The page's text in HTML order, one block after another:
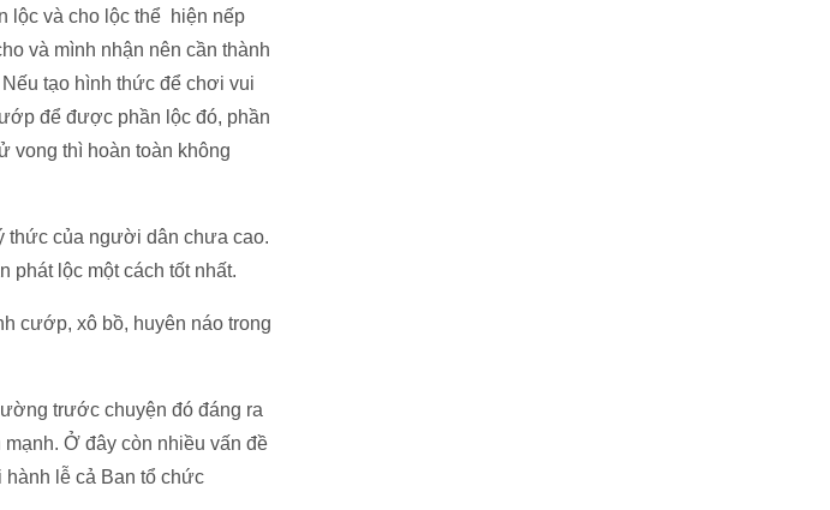
lộc và cho lộc thể hiện nếp
và mình nhận nên cần thành
tạo hình thức để chơi vui
để được phần lộc đó, phần
vong thì hoàn toàn không
thức của người dân chưa cao.
phát lộc một cách tốt nhất.
cướp, xô bồ, huyên náo trong
trước chuyện đó đáng ra
Ở đây còn nhiều vấn đề
lễ cả Ban tổ chức